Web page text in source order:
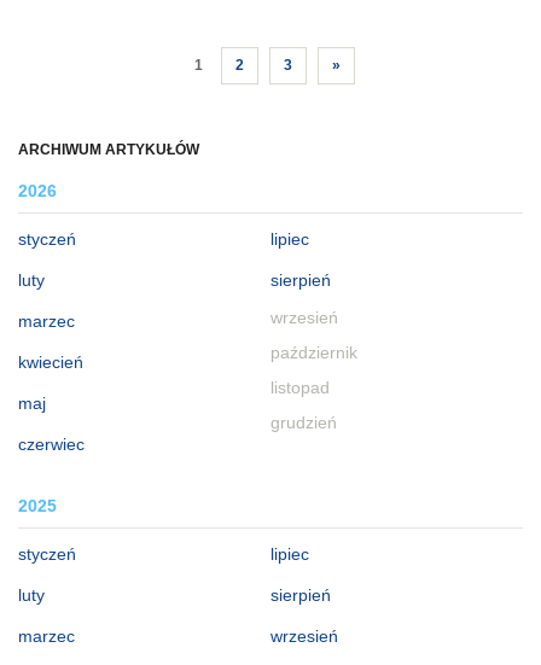
ARCHIWUM ARTYKUŁÓW
2026
styczeń
luty
marzec
kwiecień
maj
czerwiec
lipiec
sierpień
wrzesień
październik
listopad
grudzień
2025
styczeń
luty
marzec
lipiec
sierpień
wrzesień
1 2 3 »